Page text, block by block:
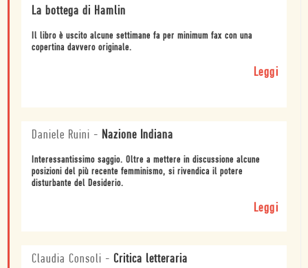
La bottega di Hamlin
Il libro è uscito alcune settimane fa per minimum fax con una
copertina davvero originale.
Leggi
Daniele Ruini - Nazione Indiana
Interessantissimo saggio. Oltre a mettere in discussione alcune
posizioni del più recente femminismo, si rivendica il potere
disturbante del Desiderio.
Leggi
Claudia Consoli - Critica letteraria